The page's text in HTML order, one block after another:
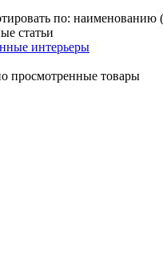
по: наименованию (
статьи
интерьеры
просмотренные товары